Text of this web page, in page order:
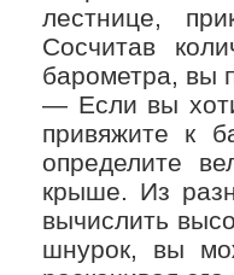
лестнице,
Сосчитав
барометра, вы
— Если вы
привяжите к
определите
крыше. Из
вычислить
шнурок, вы